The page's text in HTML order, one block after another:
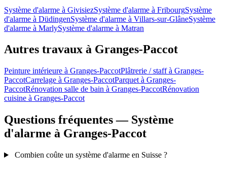
Système d'alarme à GivisiezSystème d'alarme à FribourgSystème
d'alarme à DüdingenSystème d'alarme à Villars-sur-GlâneSystème
d'alarme à MarlySystème d'alarme à Matran
Autres travaux à Granges-Paccot
Peinture intérieure à Granges-PaccotPlâtrerie / staff à Granges-
PaccotCarrelage à Granges-PaccotParquet à Granges-
PaccotRénovation salle de bain à Granges-PaccotRénovation
cuisine à Granges-Paccot
Questions fréquentes — Système
d'alarme à Granges-Paccot
Combien coûte un système d'alarme en Suisse ?